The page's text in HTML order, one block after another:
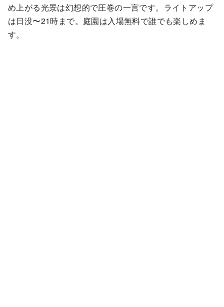
め上がる光景は幻想的で圧巻の一言です。ライトアップ
は⽇没〜21時まで。庭園は入場無料で誰でも楽しめま
す。